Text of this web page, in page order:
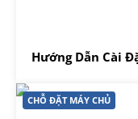
Hướng Dẫn Cài
CHỖ ĐẶT MÁY CHỦ